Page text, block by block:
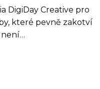
DigiDay Creative pro
které pevně zakotví
není…